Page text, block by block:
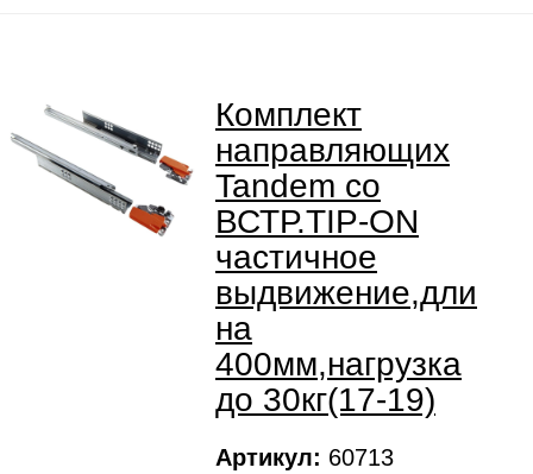
Комплект
направляющих
Tandem со
ВСТР.TIP-ON
частичное
выдвижение,дли
на
400мм,нагрузка
до 30кг(17-19)
Артикул: 60713